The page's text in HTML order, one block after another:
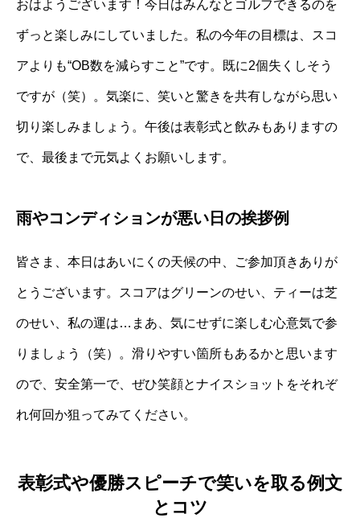
おはようございます！今日はみんなとゴルフできるのを
ずっと楽しみにしていました。私の今年の目標は、スコ
アよりも“OB数を減らすこと”です。既に2個失くしそう
ですが（笑）。気楽に、笑いと驚きを共有しながら思い
切り楽しみましょう。午後は表彰式と飲みもありますの
で、最後まで元気よくお願いします。
雨やコンディションが悪い日の挨拶例
皆さま、本日はあいにくの天候の中、ご参加頂きありが
とうございます。スコアはグリーンのせい、ティーは芝
のせい、私の運は…まあ、気にせずに楽しむ心意気で参
りましょう（笑）。滑りやすい箇所もあるかと思います
ので、安全第一で、ぜひ笑顔とナイスショットをそれぞ
れ何回か狙ってみてください。
表彰式や優勝スピーチで笑いを取る例文
とコツ